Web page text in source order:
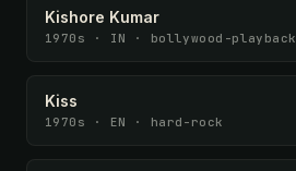
Kishore Kumar
1970s · IN · bollywood-playback
Kiss
1970s · EN · hard-rock